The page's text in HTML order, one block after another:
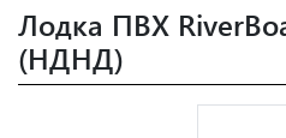
Лодка ПВХ
(НДНД)